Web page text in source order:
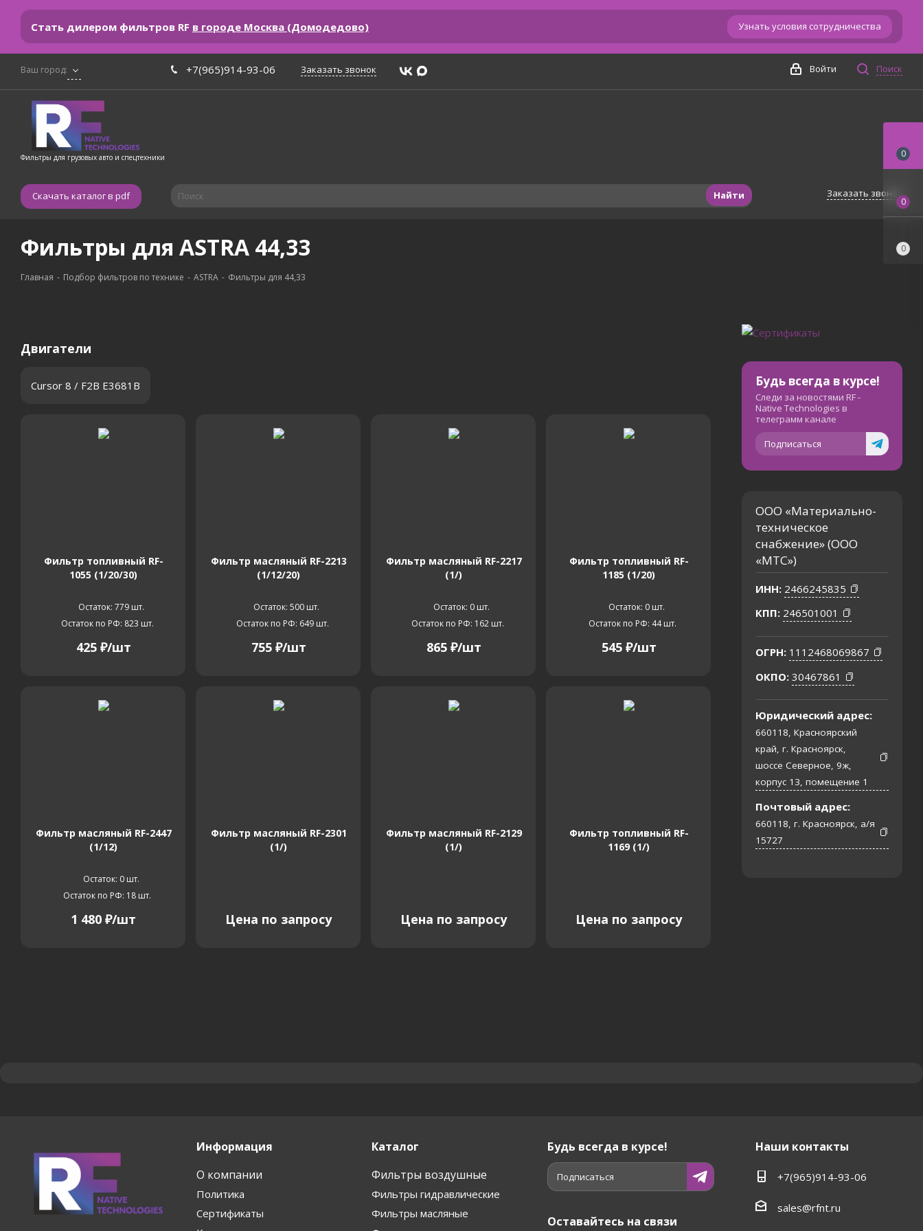
Стать дилером фильтров RF в городе Москва (Домодедово) Узнать условия сотрудничества
Ваш город: +7(965)914-93-06 Заказать звонок Поиск
Войти
Фильтры для грузовых авто и спецтехники
Скачать каталог в pdf Найти Заказать звонок
Фильтры для ASTRA 44,33
Главная - Подбор фильтров по технике - ASTRA - Фильтры для 44,33
Двигатели
Cursor 8 / F2B E3681B
Фильтр топливный RF-
1055 (1/20/30)
Остаток: 779 шт.
Остаток по РФ: 823 шт.
425₽/шт
Фильтр масляный RF-2213
(1/12/20)
Остаток: 500 шт.
Остаток по РФ: 649шт.
755₽/шт
Фильтр масляный RF-2217
(1/)
Остаток: 0 шт.
Остаток по РФ: 162шт.
865₽/шт
Фильтр топливный RF-
1185 (1/20)
Остаток: 0 шт.
Остаток по РФ: 44шт.
545₽/шт
Фильтр масляный RF-2447
(1/12)
Остаток: 0 шт.
Остаток по РФ: 18 шт.
1 480 ₽/шт
Фильтр масляный RF-2301
(1/)
Цена по запросу
Фильтр масляный RF-2129
(1/)
Цена по запросу
Фильтр топливный RF-
1169 (1/)
Цена по запросу
Будь всегда в курсе!
Следи за новостями RF -
Native Technologies в
телеграмм канале
Подписаться
ООО «Материально-
техническое
снабжение» (ООО
«МТС»)
ИНН: 2466245835
КПП: 246501001
ОГРН: 1112468069867
ОКПО: 30467861
Юридический адрес:
660118, Красноярский
край, г. Красноярск,
шоссе Северное, 9ж,
корпус 13, помещение 1
Почтовый адрес:
660118, г. Красноярск, а/я
15727
Информация
О компании
Политика
Сертификаты
Каталог
Фильтры воздушные
Фильтры гидравлические
Фильтры масляные
Будь всегда в курсе!
Подписаться
Оставайтесь на связи
Наши контакты
+7(965)914-93-06
sales@rfnt.ru
0
0
0